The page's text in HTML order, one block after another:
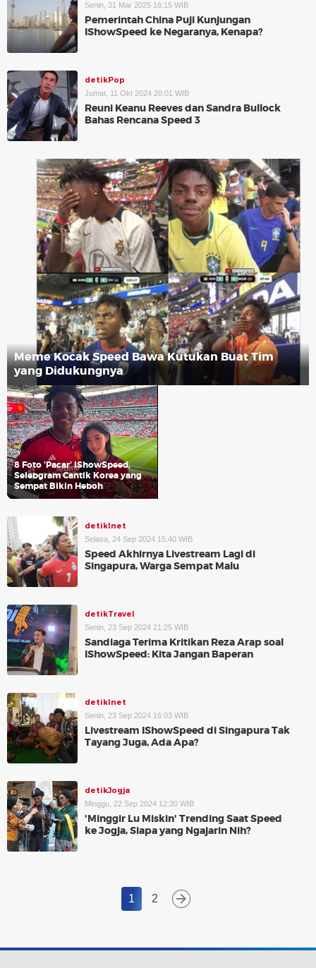
Senin, 31 Mar 2025 16:15 WIB
Pemerintah China Puji Kunjungan
IShowSpeed ke Negaranya, Kenapa?
detikPop
Jumat, 11 Okt 2024 20:01 WIB
Reuni Keanu Reeves dan Sandra Bullock
Bahas Rencana Speed 3
Meme Kocak Speed Bawa Kutukan Buat Tim
yang Didukungnya
8 Foto 'Pacar' IShowSpeed,
Selebgram Cantik Korea yang
Sempat Bikin Heboh
detikInet
Selasa, 24 Sep 2024 15:40 WIB
Speed Akhirnya Livestream Lagi di
Singapura, Warga Sempat Malu
detikTravel
Senin, 23 Sep 2024 21:25 WIB
Sandiaga Terima Kritikan Reza Arap soal
IShowSpeed: Kita Jangan Baperan
detikInet
Senin, 23 Sep 2024 16:03 WIB
Livestream IShowSpeed di Singapura Tak
Tayang Juga, Ada Apa?
detikJogja
Minggu, 22 Sep 2024 12:30 WIB
'Minggir Lu Miskin' Trending Saat Speed
ke Jogja, Siapa yang Ngajarin Nih?
1 2